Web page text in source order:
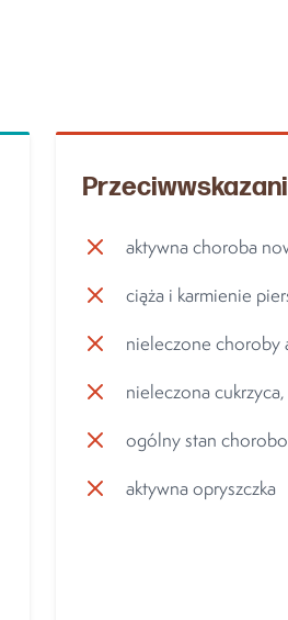
aktywna choroba
ciąża i karmienie
nieleczone
nieleczona
ogólny stan
aktywna opryszczka